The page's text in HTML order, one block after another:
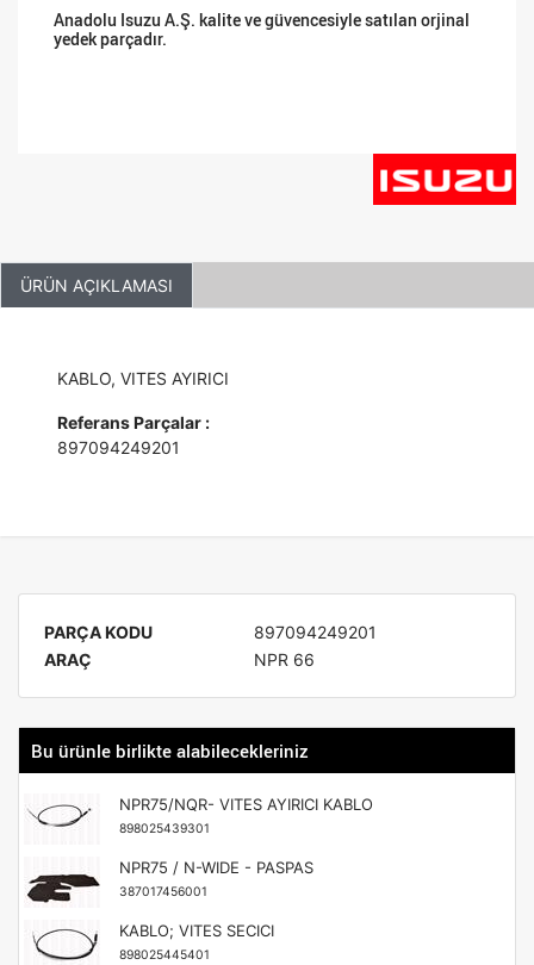
Anadolu Isuzu A.Ş. kalite ve güvencesiyle satılan orjinal
yedek parçadır.
ÜRÜN AÇIKLAMASI
KABLO, VITES AYIRICI
Referans Parçalar :
897094249201
PARÇA KODU
897094249201
ARAÇ
NPR 66
Bu ürünle birlikte alabilecekleriniz
NPR75/NQR- VITES AYIRICI KABLO
898025439301
NPR75 / N-WIDE - PASPAS
387017456001
KABLO; VITES SECICI
898025445401